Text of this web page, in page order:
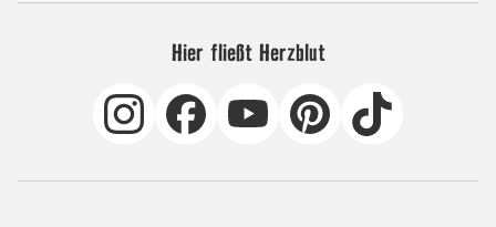
Hier fließt Herzblut